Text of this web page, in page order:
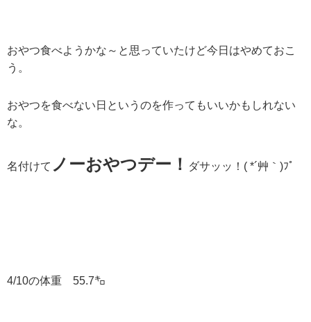
おやつ食べようかな～と思っていたけど今日はやめておこ
う。
おやつを食べない日というのを作ってもいいかもしれない
な。
名付けて ノーおやつデー！ ダサッッ！( *´艸｀)ﾌﾟ
4/10の体重 55.7㌔